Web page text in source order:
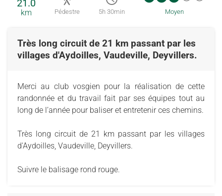
21.0
km Pédestre 5h 30min Moyen
Très long circuit de 21 km passant par les
villages d'Aydoilles, Vaudeville, Deyvillers.
Merci au club vosgien pour la réalisation de cette
randonnée et du travail fait par ses équipes tout au
long de l’année pour baliser et entretenir ces chemins.
Très long circuit de 21 km passant par les villages
d'Aydoilles, Vaudeville, Deyvillers.
Suivre le balisage rond rouge.